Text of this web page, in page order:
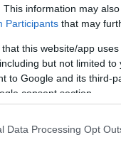
This information may
Participants that may
that this website/app
but not limited
to Google and its third-
consent section.
Data Processing Opt
περιεχόμενο
και
«ένα